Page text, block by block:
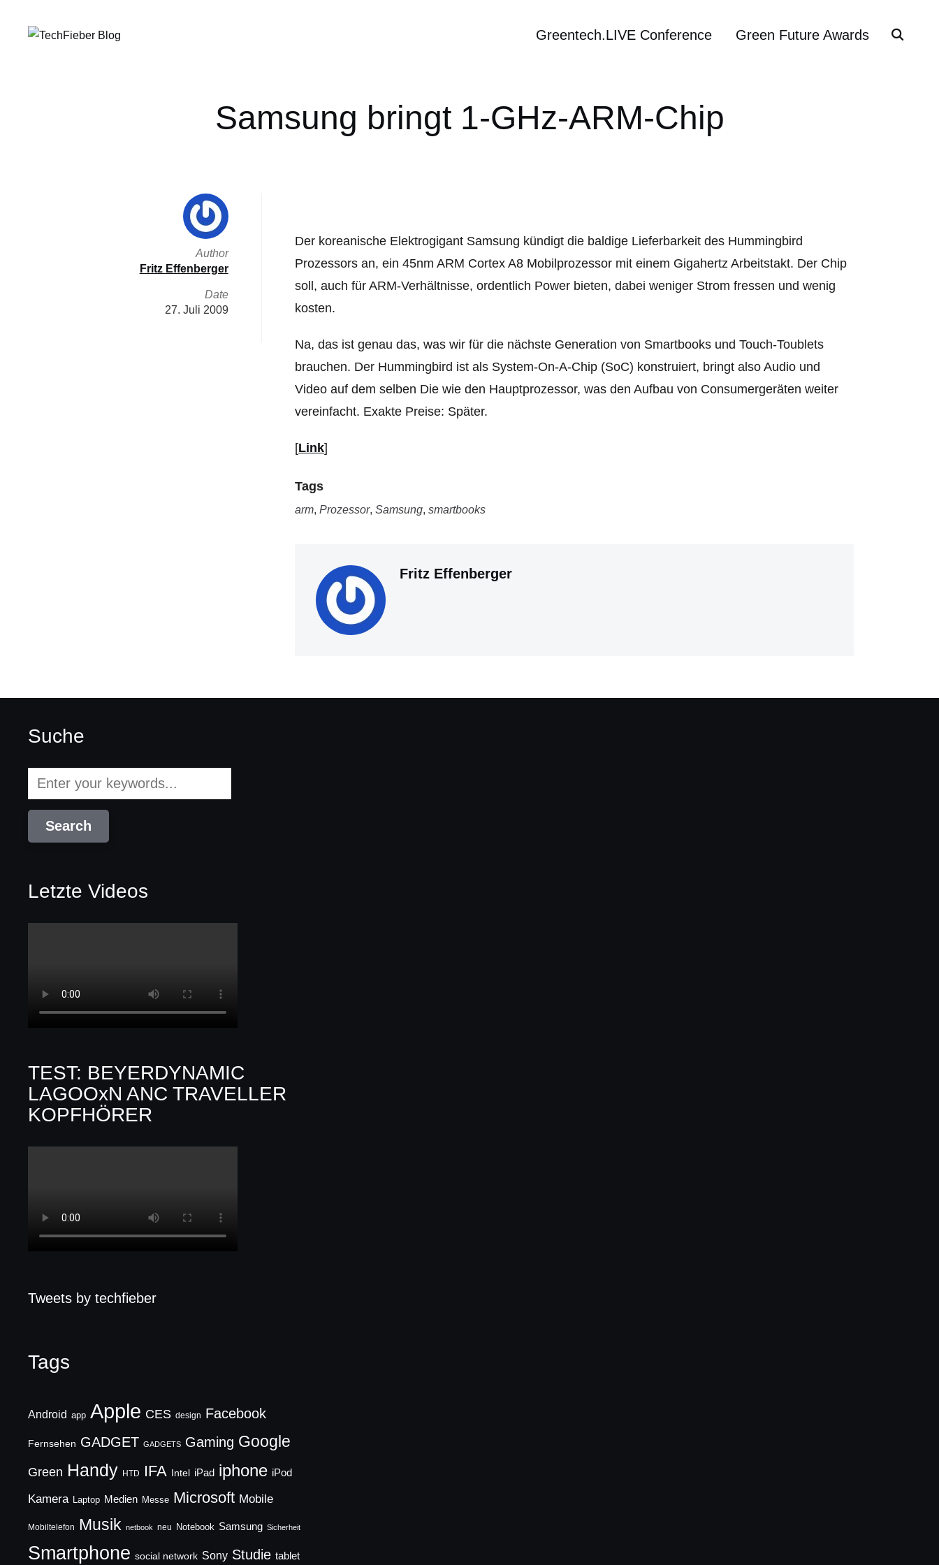
Greentech.LIVE Conference Green Future Awards
Samsung bringt 1-GHz-ARM-Chip
Der koreanische Elektrogigant Samsung kündigt die baldige Lieferbarkeit des Hummingbird
Prozessors an, ein 45nm ARM Cortex A8 Mobilprozessor mit einem Gigahertz Arbeitstakt. Der Chip
soll, auch für ARM-Verhältnisse, ordentlich Power bieten, dabei weniger Strom fressen und wenig
kosten.
Na, das ist genau das, was wir für die nächste Generation von Smartbooks und Touch-Toublets
brauchen. Der Hummingbird ist als System-On-A-Chip (SoC) konstruiert, bringt also Audio und
Video auf dem selben Die wie den Hauptprozessor, was den Aufbau von Consumergeräten weiter
vereinfacht. Exakte Preise: Später.
[Link]
Tags
arm, Prozessor, Samsung, smartbooks
Fritz Effenberger
Author
Fritz Effenberger
Date
27. Juli 2009
Suche
Letzte Videos
TEST: BEYERDYNAMIC
LAGOOxN ANC TRAVELLER
KOPFHÖRER
Tweets by techfieber
Tags
Android app Apple CES design Facebook
Fernsehen GADGET GADGETS Gaming Google
Green Handy HTD IFA Intel iPad iphone iPod
Kamera Laptop Medien Messe Microsoft Mobile
Mobiltelefon Musik netbook neu Notebook Samsung Sicherheit
Smartphone social network Sony Studie tablet